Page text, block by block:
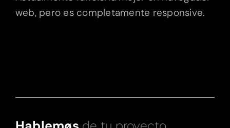
web, pero es completamente responsive.